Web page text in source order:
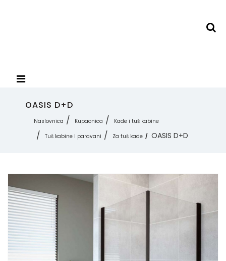
OASIS D+D
Naslovnica Kupaonica
Kade i tuš kabine
Tuš kabine i paravani
Za tuš kade OASIS D+D